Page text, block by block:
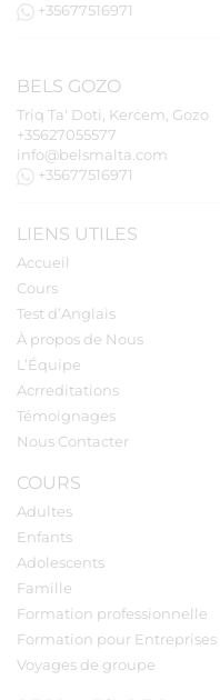
+35677516971
BELS GOZO
Triq Ta' Doti, Kerċem, Gozo
+35627055577
info@belsmalta.com
+35677516971
LIENS UTILES
Accueil
Cours
Test d’Anglais
À propos de Nous
L’Équipe
Acrreditations
Témoignages
Nous Contacter
COURS
Adultes
Enfants
Adolescents
Famille
Formation professionnelle
Formation pour Entreprises
Voyages de groupe